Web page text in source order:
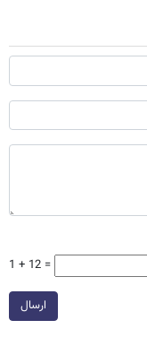
1 + 12 =
ارسال